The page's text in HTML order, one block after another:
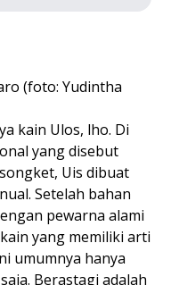
(foto: Yudintha
kain Ulos, lho. Di
yang disebut
Uis dibuat
Setelah bahan
pewarna alami
yang memiliki arti
umumnya hanya
Berastagi adalah